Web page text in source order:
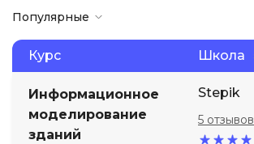
Популярные
Курс Школа
Информационное
моделирование
зданий
Stepik
5 отзывов
Аналитика
Менеджмент
Иностранные языки